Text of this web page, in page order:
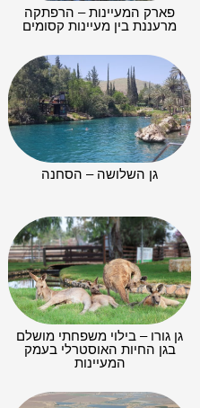
פארק המעיינות – הרפתקה
מרעננת בין מעיינות קסומים
גן השלושה – הסחנה
גן גורו – בילוי משפחתי מושלם
בגן החיות האוסטרלי בעמק
המעיינות